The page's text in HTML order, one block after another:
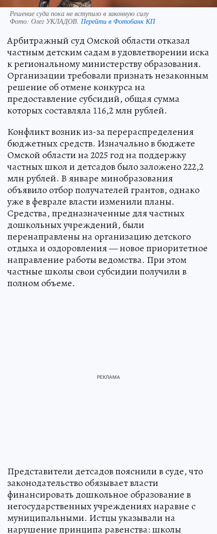
Решение суда пока не вступило в законную силу
Фото: Олег УКЛАДОВ. Перейти в Фотобанк КП
Арбитражный суд Омской области отказал
частным детским садам в удовлетворении иска
к региональному министерству образования.
Организации требовали признать незаконным
решение об отмене конкурса на
предоставление субсидий, общая сумма
которых составляла 116,2 млн рублей.
Конфликт возник из-за перераспределения
бюджетных средств. Изначально в бюджете
Омской области на 2025 год на поддержку
частных школ и детсадов было заложено 222,2
млн рублей. В январе минобразования
объявило отбор получателей грантов, однако
уже в феврале власти изменили планы.
Средства, предназначенные для частных
дошкольных учреждений, были
перенаправлены на организацию детского
отдыха и оздоровления — новое приоритетное
направление работы ведомства. При этом
частные школы свои субсидии получили в
полном объеме.
Представители детсадов пояснили в суде, что
законодательство обязывает власти
финансировать дошкольное образование в
негосударственных учреждениях наравне с
муниципальными. Истцы указывали на
нарушение принципа равенства: школы